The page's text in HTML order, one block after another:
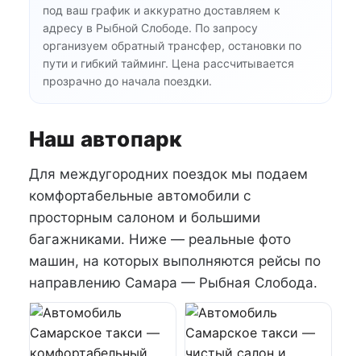
под ваш график и аккуратно доставляем к
адресу в Рыбной Слободе. По запросу
организуем обратный трансфер, остановки по
пути и гибкий тайминг. Цена рассчитывается
прозрачно до начала поездки.
Наш автопарк
Для междугородних поездок мы подаем
комфортабельные автомобили с
просторным салоном и большими
багажниками. Ниже — реальные фото
машин, на которых выполняются рейсы по
направлению Самара — Рыбная Слобода.